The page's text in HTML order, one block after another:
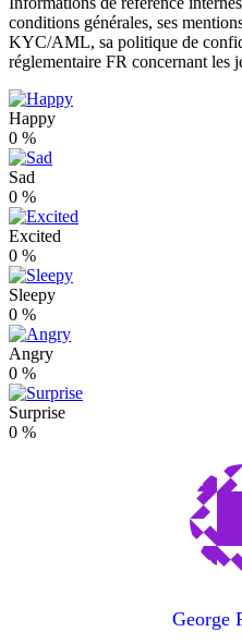
conditions générales, ses
KYC/AML, sa politique de
réglementaire FR concernant les
Happy
0 %
Sad
0 %
Excited
0 %
Sleepy
0 %
Angry
0 %
Surprise
0 %
George